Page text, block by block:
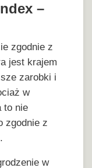
–
zgodnie z
jest krajem
zarobki i
w
to nie
zgodnie z
w